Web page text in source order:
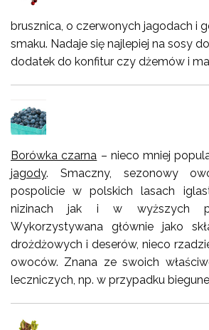
brusznica, o czerwonych jagodach i
smaku. Nadaje się najlepiej na sosy
dodatek do konfitur czy dżemów i
Borówka czarna – nieco mniej
jagody. Smaczny, sezonowy
pospolicie w polskich lasach
nizinach jak i w wyższych
Wykorzystywana głównie jako
drożdżowych i deserów, nieco
owoców. Znana ze swoich
leczniczych, np. w przypadku